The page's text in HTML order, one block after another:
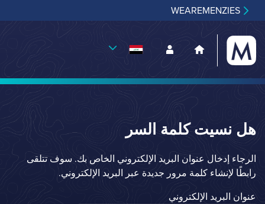
WEAREMENZIES
هل نسيت كلمة السر
الرجاء إدخال عنوان البريد الإلكتروني الخاص بك. سوف تتلقى
رابطًا لإنشاء كلمة مرور جديدة عبر البريد الإلكتروني.
عنوان البريد الإلكتروني